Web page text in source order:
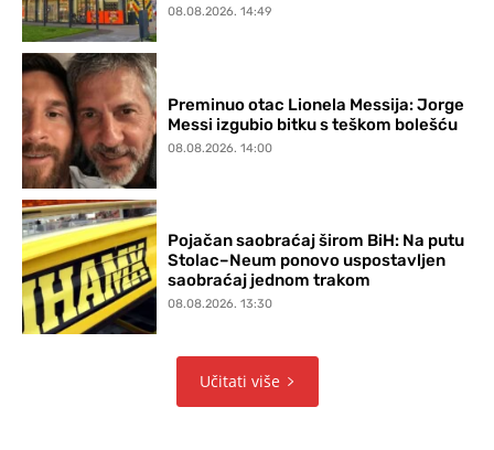
08.08.2026. 14:49
Preminuo otac Lionela Messija: Jorge
Messi izgubio bitku s teškom bolešću
08.08.2026. 14:00
Pojačan saobraćaj širom BiH: Na putu
Stolac–Neum ponovo uspostavljen
saobraćaj jednom trakom
08.08.2026. 13:30
Učitati više